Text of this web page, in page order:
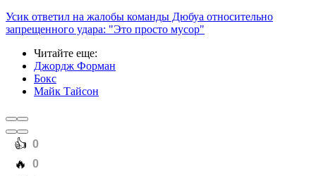
Усик ответил на жалобы команды Дюбуа относительно
запрещенного удара: "Это просто мусор"
Читайте еще:
Джордж Форман
Бокс
Майк Тайсон
️👍 0
️🔥 0